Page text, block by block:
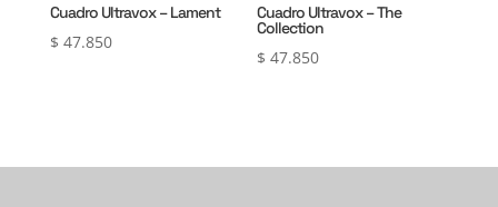
Cuadro Ultravox – Lament
$ 47.850
Cuadro Ultravox – The
Collection
$ 47.850